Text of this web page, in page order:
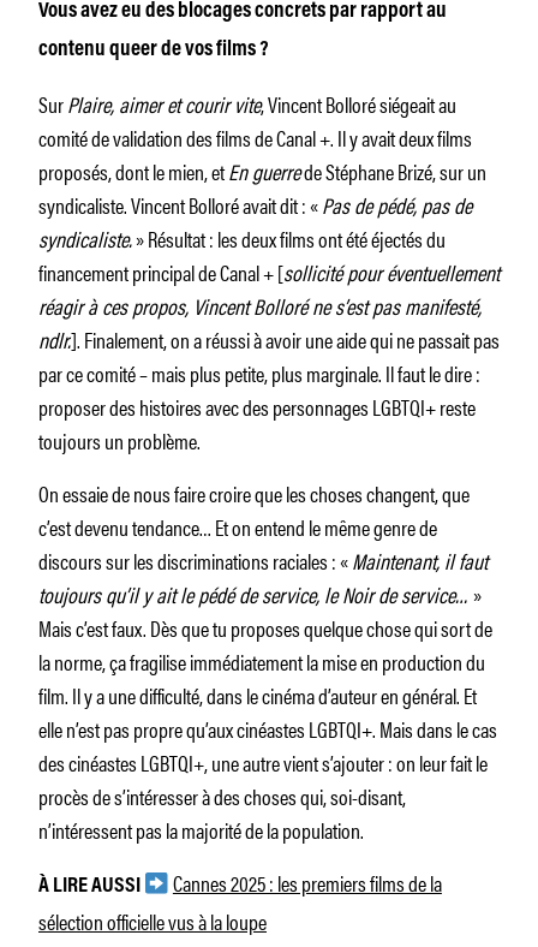
Vous avez eu des blocages concrets par rapport au
contenu queer de vos films ?
SurPlaire, aimer et courir vite, Vincent Bolloré siégeait au
comité de validation des films de Canal +. Il y avait deux films
proposés, dont le mien, etEn guerrede Stéphane Brizé, sur un
syndicaliste. Vincent Bolloré avait dit : «Pas de pédé, pas de
syndicaliste.» Résultat : les deux films ont été éjectés du
financement principal de Canal + [sollicité pour éventuellement
réagir à ces propos, Vincent Bolloré ne s’est pas manifesté,
ndlr.]. Finalement, on a réussi à avoir une aide qui ne passait pas
par ce comité – mais plus petite, plus marginale. Il faut le dire :
proposer des histoires avec des personnages LGBTQI+ reste
toujours un problème.
On essaie de nous faire croire que les choses changent, que
c’est devenu tendance… Et on entend le même genre de
discours sur les discriminations raciales : «Maintenant, il faut
toujours qu’il y ait le pédé de service, le Noir de service…»
Mais c’est faux. Dès que tu proposes quelque chose qui sort de
la norme, ça fragilise immédiatement la mise en production du
film. Il y a une difficulté, dans le cinéma d’auteur en général. Et
elle n’est pas propre qu’aux cinéastes LGBTQI+. Mais dans le cas
des cinéastes LGBTQI+, une autre vient s’ajouter : on leur fait le
procès de s’intéresser à des choses qui, soi-disant,
n’intéressent pas la majorité de la population.
À LIRE AUSSI
Cannes 2025 : les premiers films de la
sélection officielle vus à la loupe